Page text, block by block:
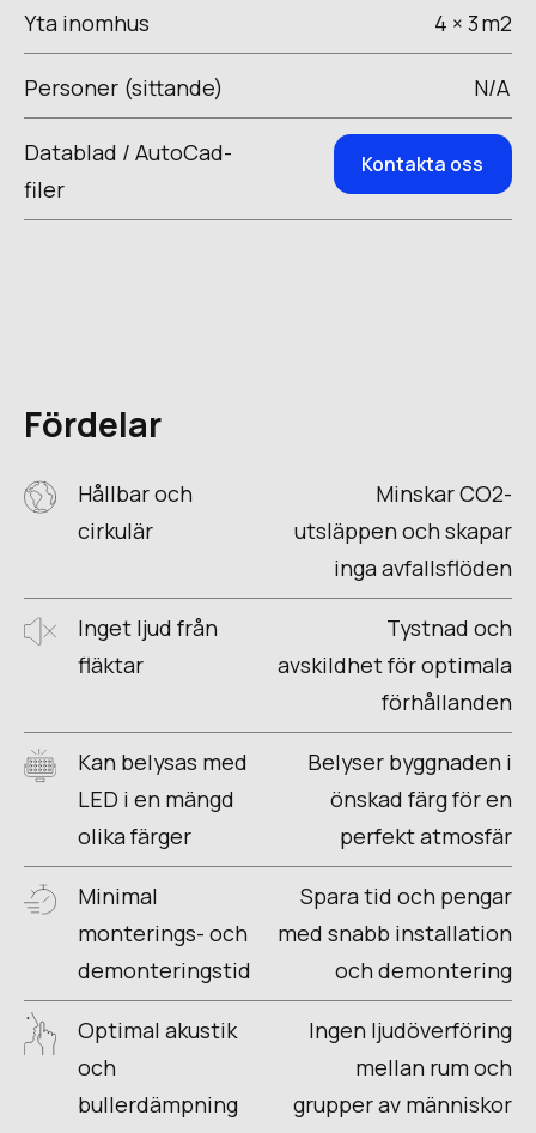
Yta inomhus 4 × 3m2
Personer (sittande) N/A
Datablad / AutoCad-
filer
Kontakta oss
Fördelar
Hållbar och
cirkulär
Minskar CO2-
utsläppen och skapar
inga avfallsflöden
Inget ljud från
fläktar
Tystnad och
avskildhet för optimala
förhållanden
Kan belysas med
LED i en mängd
olika färger
Belyser byggnaden i
önskad färg för en
perfekt atmosfär
Minimal
monterings- och
demonteringstid
Spara tid och pengar
med snabb installation
och demontering
Optimal akustik
och
bullerdämpning
Ingen ljudöverföring
mellan rum och
grupper av människor